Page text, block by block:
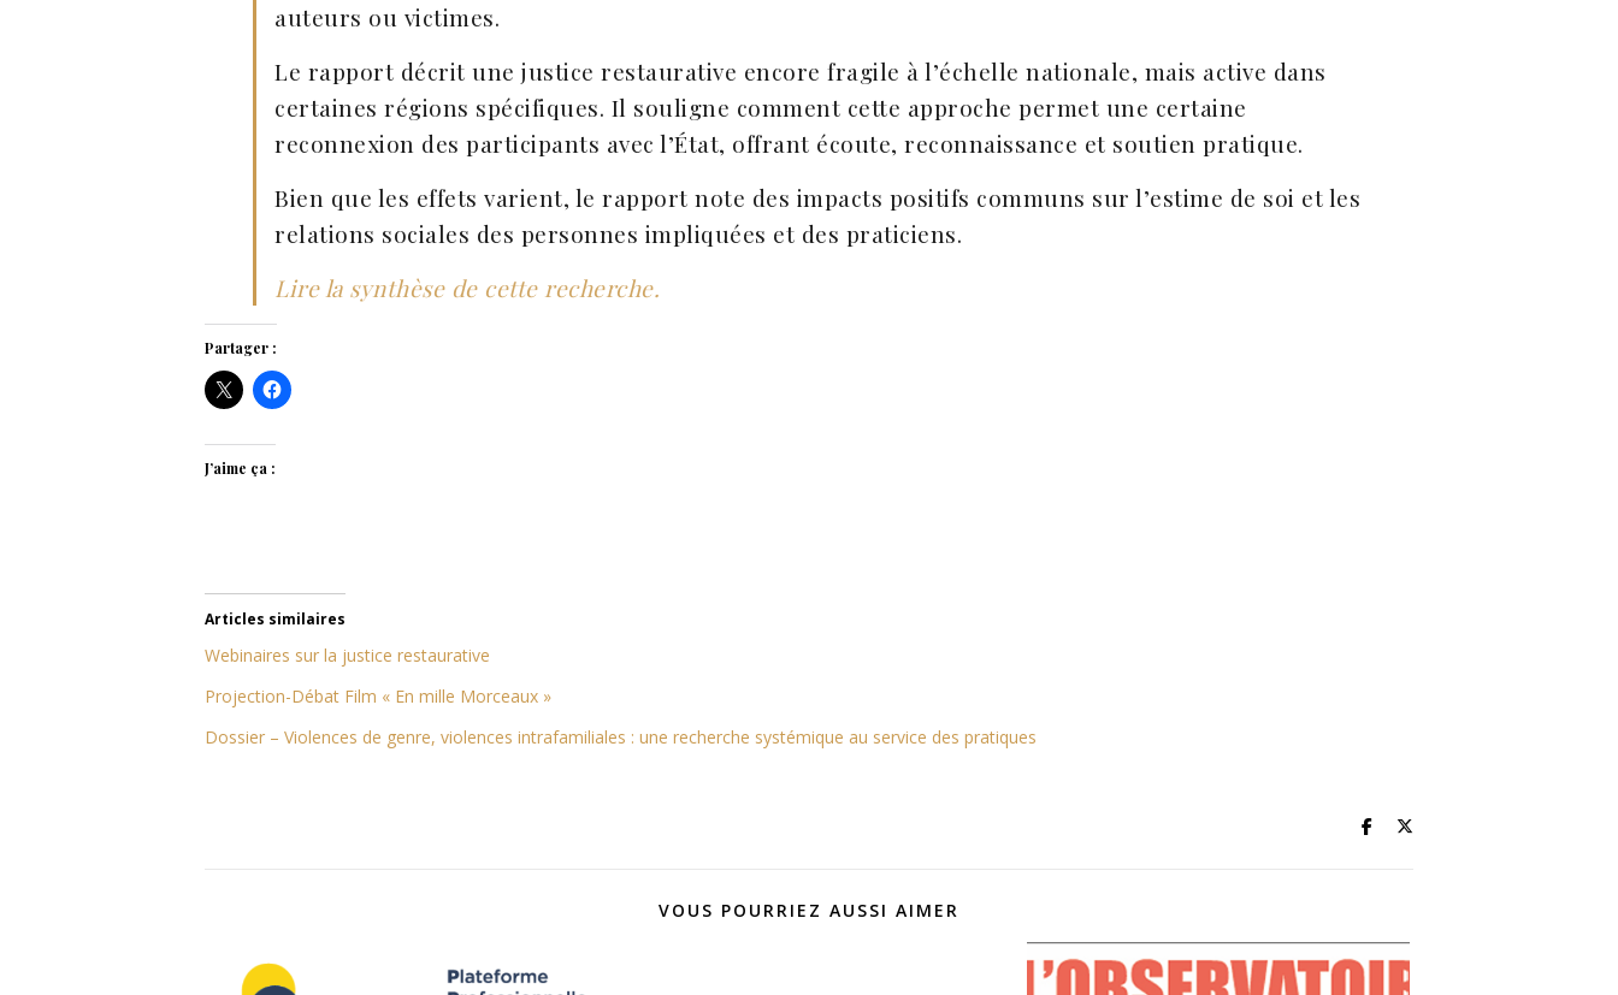
auteurs ou victimes.
Le rapport décrit une justice restaurative encore fragile à l’échelle nationale, mais active dans
certaines régions spécifiques. Il souligne comment cette approche permet une certaine
reconnexion des participants avec l’État, offrant écoute, reconnaissance et soutien pratique.
Bien que les effets varient, le rapport note des impacts positifs communs sur l’estime de soi et les
relations sociales des personnes impliquées et des praticiens.
Lire la synthèse de cette recherche.
Partager :
J’aime ça :
Articles similaires
Webinaires sur la justice restaurative
Projection-Débat Film « En mille Morceaux »
Dossier – Violences de genre, violences intrafamiliales : une recherche systémique au service des pratiques
VOUS POURRIEZ AUSSI AIMER